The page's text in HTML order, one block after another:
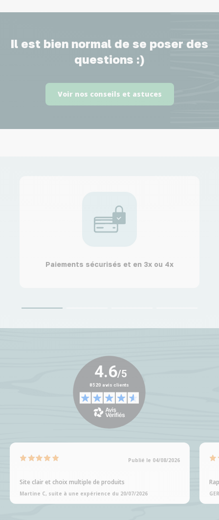
Il est bien normal de se poser des
questions :)
Voir nos conseils et astuces
Paiements sécurisés et en 3x ou 4x
Publié le 04/08/2026
Site clair et choix multiple de produits
Martine C, suite à une expérience du 20/07/2026